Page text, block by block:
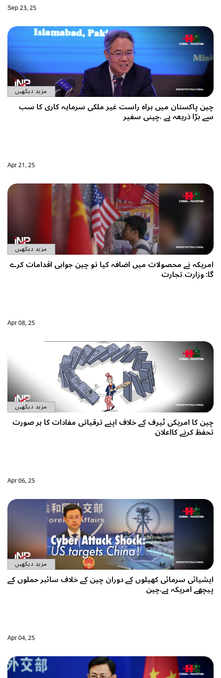
Sep 23, 25
مزید دیکھیں
چین پاکستان میں براہ راست غیر ملکی سرمایہ کاری کا سب
سے بڑا ذریعہ ہے ،چینی سفیر
Apr 21, 25
مزید دیکھیں
امریکہ نے محصولات میں اضافہ کیا تو چین جوابی اقدامات کرے
گا: وزارت تجارت
Apr 08, 25
مزید دیکھیں
چین کا امریکی ٹیرف کے خلاف اپنے ترقیاتی مفادات کا ہر صورت
تحفظ کرنے کااعلان
Apr 06, 25
مزید دیکھیں
ایشیائی سرمائی کھیلوں کے دوران چین کے خلاف سائبر حملوں کے
پیچھے امریکہ ہے،چین
Apr 04, 25